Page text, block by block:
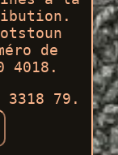
de
4018.
3318 79.